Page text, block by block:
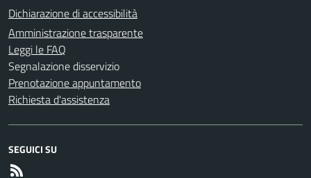
Dichiarazione di accessibilità
Amministrazione trasparente
Leggi le FAQ
Segnalazione disservizio
Prenotazione appuntamento
Richiesta d'assistenza
SEGUICI SU